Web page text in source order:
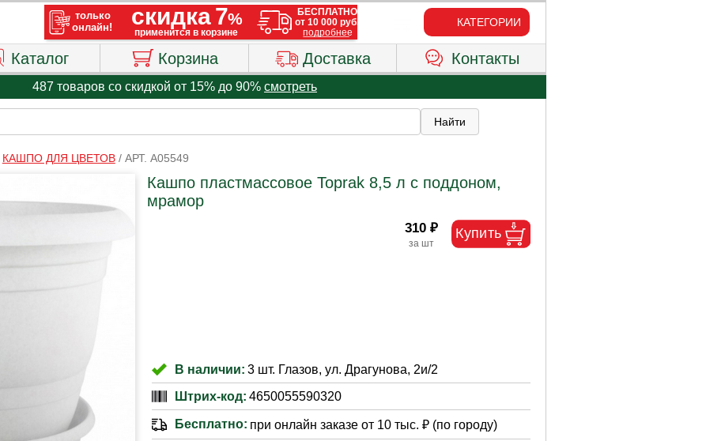
КАТЕГОРИИ
Каталог Корзина Доставка Контакты
487 товаров со скидкой от 15% до 90% смотреть
КАШПО ДЛЯ ЦВЕТОВ/ АРТ. A05549
Кашпо пластмассовое Toprak 8,5 л с поддоном,
мрамор
310 ₽
В наличии: 3 шт. Глазов, ул. Драгунова, 2и/2
Штрих-код: 4650055590320
Бесплатно: при онлайн заказе от 10 тыс. ₽ (по городу)